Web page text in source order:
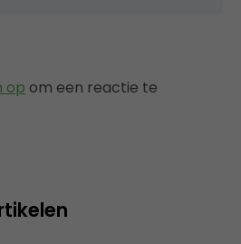
op om een reactie te